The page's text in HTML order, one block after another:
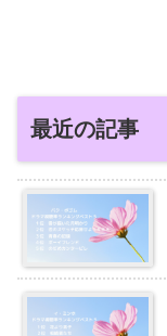
最近の記事